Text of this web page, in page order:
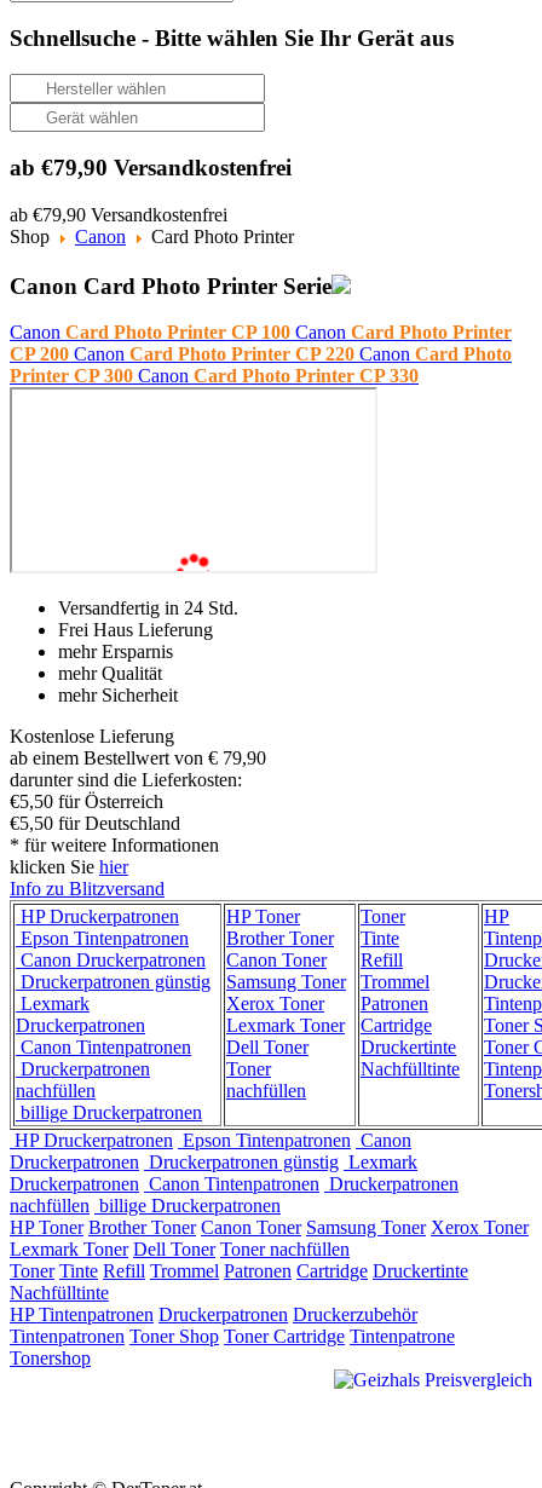
Schnellsuche - Bitte wählen Sie Ihr Gerät aus
ab €79,90 Versandkostenfrei
ab €79,90 Versandkostenfrei
Shop
Canon Card Photo Printer
Canon Card Photo Printer Serie
Canon Card Photo Printer CP 100 Canon Card Photo Printer
CP 200 Canon Card Photo Printer CP 220 Canon Card Photo
Printer CP 300 Canon Card Photo Printer CP 330
Versandfertig in 24 Std.
Frei Haus Lieferung
mehr Ersparnis
mehr Qualität
mehr Sicherheit
Kostenlose Lieferung
ab einem Bestellwert von € 79,90
darunter sind die Lieferkosten:
€5,50 für Österreich
€5,50 für Deutschland
* für weitere Informationen
klicken Sie hier
Info zu Blitzversand
HP Druckerpatronen
Epson Tintenpatronen
Canon Druckerpatronen
Druckerpatronen günstig
Lexmark
Druckerpatronen
Canon Tintenpatronen
Druckerpatronen
nachfüllen
billige Druckerpatronen
HP Toner
Brother Toner
Canon Toner
Samsung Toner
Xerox Toner
Lexmark Toner
Dell Toner
Toner
nachfüllen
Toner
Tinte
Refill
Trommel
Patronen
Cartridge
Druckertinte
Nachfülltinte
HP
Toner
Toner
HP Druckerpatronen Epson Tintenpatronen Canon
Druckerpatronen Druckerpatronen günstig Lexmark
Druckerpatronen Canon Tintenpatronen Druckerpatronen
nachfüllen billige Druckerpatronen
HP Toner Brother Toner Canon Toner Samsung Toner Xerox Toner
Lexmark Toner Dell Toner Toner nachfüllen
Toner Tinte Refill Trommel Patronen Cartridge Druckertinte
Nachfülltinte
HP Tintenpatronen Druckerpatronen Druckerzubehör
Tintenpatronen Toner Shop Toner Cartridge Tintenpatrone
Tonershop